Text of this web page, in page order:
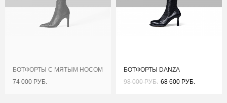
БОТФОРТЫ С МЯТЫМ НОСОМ
74 000 РУБ.
БОТФОРТЫ DANZA
98 000 РУБ. 68 600 РУБ.